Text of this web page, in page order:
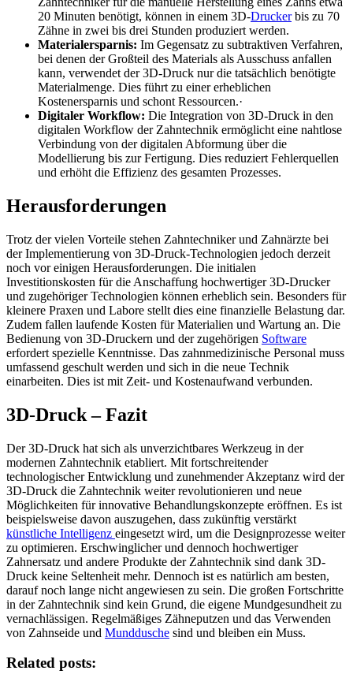
20 Minuten benötigt, können in einem 3D-Druckerbis zu 70
Zähne in zwei bis drei Stunden produziert werden.
Materialersparnis: Im Gegensatz zu subtraktiven Verfahren,
bei denen der Großteil des Materials als Ausschuss anfallen
kann, verwendet der 3D-Druck nur die tatsächlich benötigte
Materialmenge. Dies führt zu einer erheblichen
Kostenersparnis und schont Ressourcen.·
Digitaler Workflow: Die Integration von 3D-Druck in den
digitalen Workflow der Zahntechnik ermöglicht eine nahtlose
Verbindung von der digitalen Abformung über die
Modellierung bis zur Fertigung. Dies reduziert Fehlerquellen
und erhöht die Effizienz des gesamten Prozesses.
Herausforderungen
Trotz der vielen Vorteile stehen Zahntechniker und Zahnärzte bei
der Implementierung von 3D-Druck-Technologien jedoch derzeit
noch vor einigen Herausforderungen. Die initialen
Investitionskosten für die Anschaffung hochwertiger 3D-Drucker
und zugehöriger Technologien können erheblich sein. Besonders für
kleinere Praxen und Labore stellt dies eine finanzielle Belastung dar.
Zudem fallen laufende Kosten für Materialien und Wartung an. Die
Bedienung von 3D-Druckern und der zugehörigen Software
erfordert spezielle Kenntnisse. Das zahnmedizinische Personal muss
umfassend geschult werden und sich in die neue Technik
einarbeiten. Dies ist mit Zeit- und Kostenaufwand verbunden.
3D-Druck – Fazit
Der 3D-Druck hat sich als unverzichtbares Werkzeug in der
modernen Zahntechnik etabliert. Mit fortschreitender
technologischer Entwicklung und zunehmender Akzeptanz wird der
3D-Druck die Zahntechnik weiter revolutionieren und neue
Möglichkeiten für innovative Behandlungskonzepte eröffnen. Es ist
beispielsweise davon auszugehen, dass zukünftig verstärkt
künstliche Intelligenz eingesetzt wird, um die Designprozesse weiter
zu optimieren. Erschwinglicher und dennoch hochwertiger
Zahnersatz und andere Produkte der Zahntechnik sind dank 3D-
Druck keine Seltenheit mehr. Dennoch ist es natürlich am besten,
darauf noch lange nicht angewiesen zu sein. Die großen Fortschritte
in der Zahntechnik sind kein Grund, die eigene Mundgesundheit zu
vernachlässigen. Regelmäßiges Zähneputzen und das Verwenden
von Zahnseide und Munddusche sind und bleiben ein Muss.
Related posts: